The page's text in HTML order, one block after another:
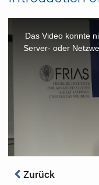
window.
Das Video konnte
Server- oder
Zurück